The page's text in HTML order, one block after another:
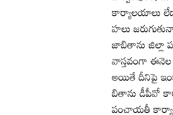
కార్యాలయాలు
హలు
జాబితాను
వాస్తవంగా
అయితే దీనిపై
బితాను డీపీవో
పంచాయతీ